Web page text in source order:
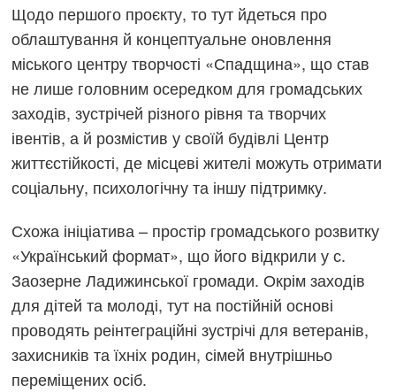
Щодо першого проєкту, то тут йдеться про
облаштування й концептуальне оновлення
міського центру творчості «Спадщина», що став
не лише головним осередком для громадських
заходів, зустрічей різного рівня та творчих
івентів, а й розмістив у своїй будівлі Центр
життєстійкості, де місцеві жителі можуть отримати
соціальну, психологічну та іншу підтримку.
Схожа ініціатива – простір громадського розвитку
«Український формат», що його відкрили у с.
Заозерне Ладижинської громади. Окрім заходів
для дітей та молоді, тут на постійній основі
проводять реінтеграційні зустрічі для ветеранів,
захисників та їхніх родин, сімей внутрішньо
переміщених осіб.